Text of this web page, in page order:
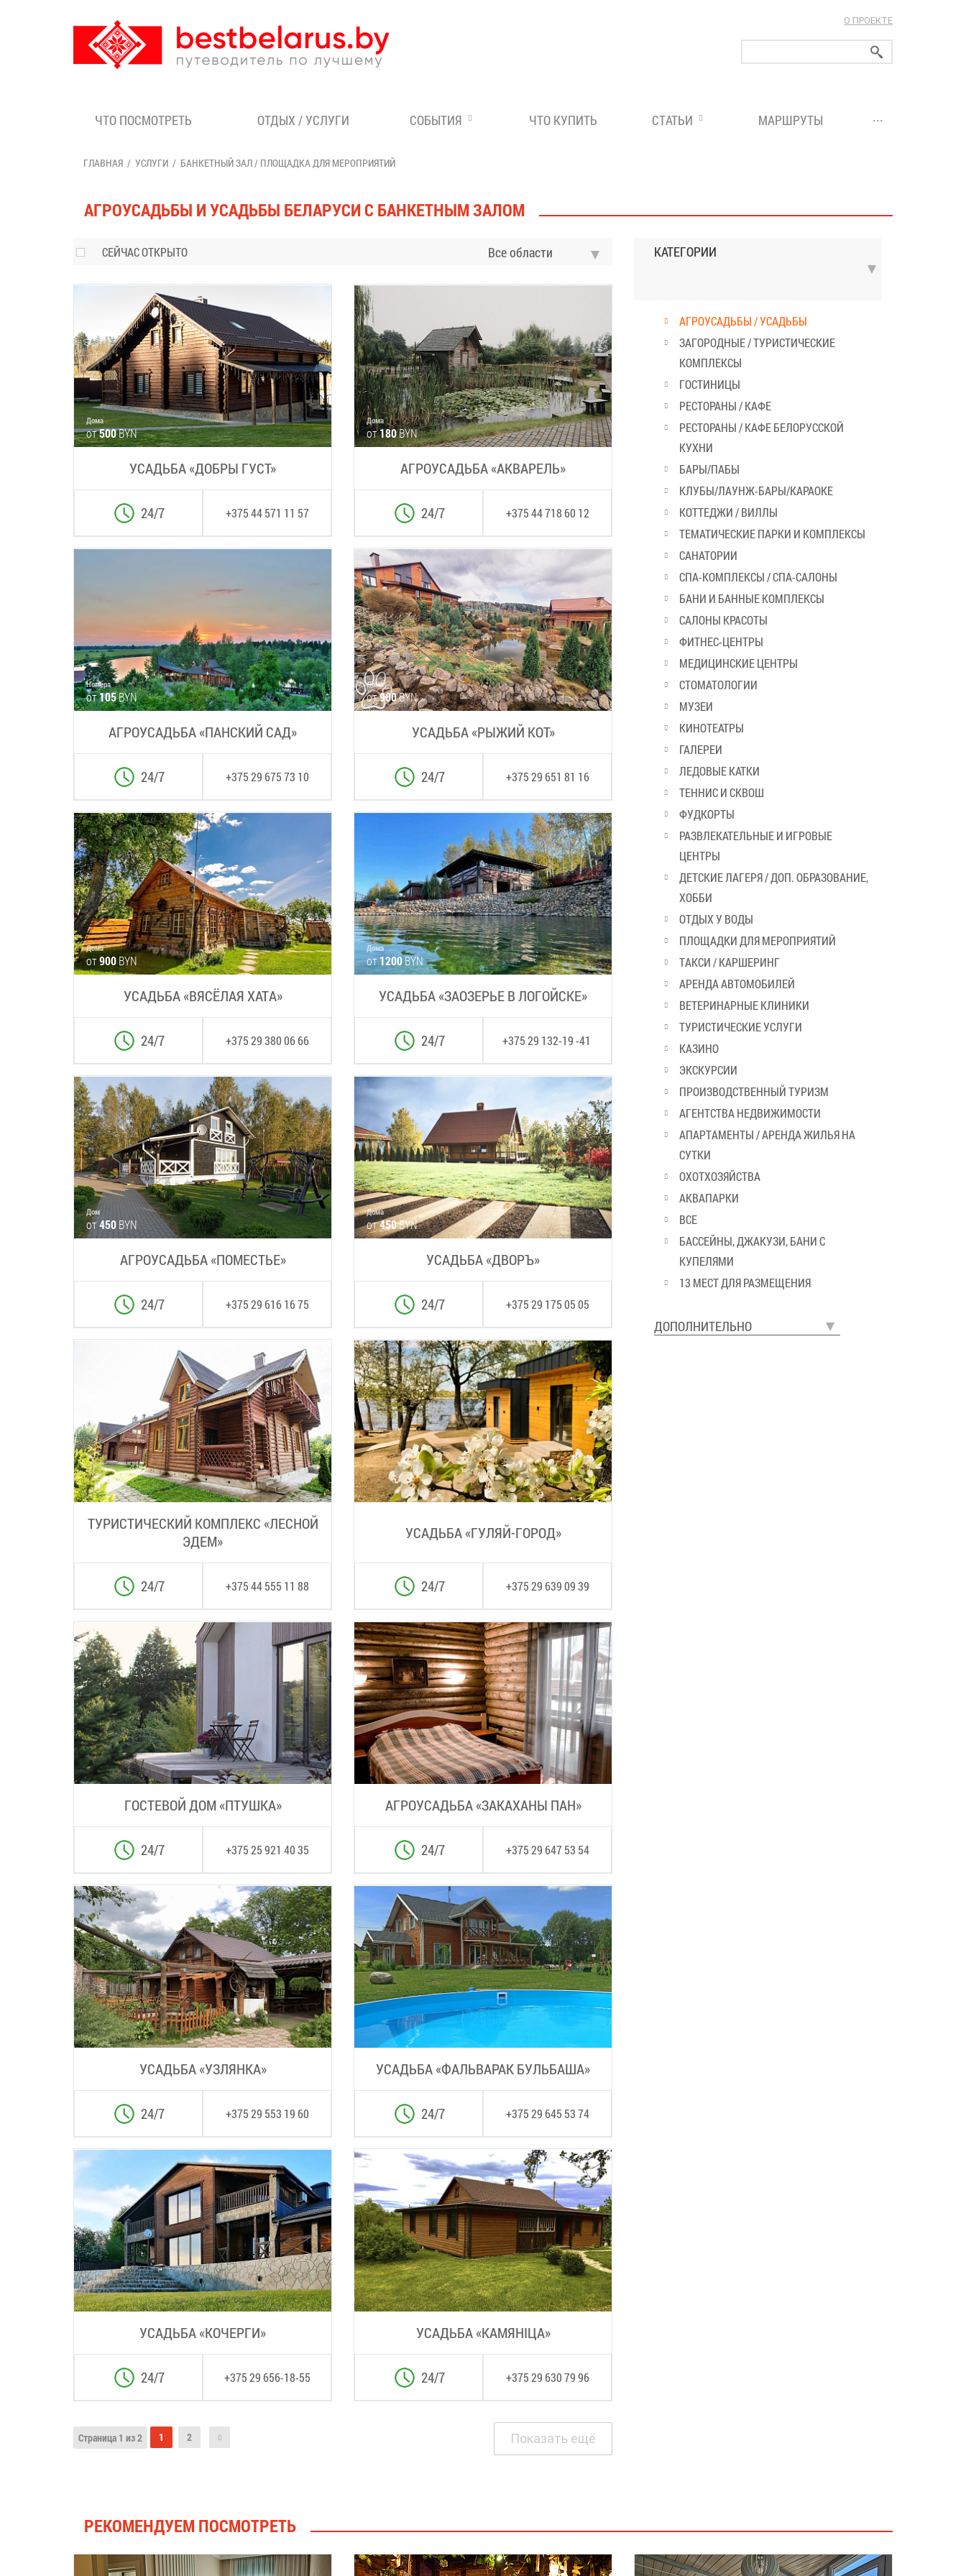
О ПРОЕКТЕ
ЧТО ПОСМОТРЕТЬ ОТДЫХ / УСЛУГИ СОБЫТИЯ ЧТО КУПИТЬ СТАТЬИ МАРШРУТЫ ...
ГЛАВНАЯ УСЛУГИ БАНКЕТНЫЙ ЗАЛ / ПЛОЩАДКА ДЛЯ МЕРОПРИЯТИЙ
АГРОУСАДЬБЫ И УСАДЬБЫ БЕЛАРУСИ С БАНКЕТНЫМ ЗАЛОМ
Все области
СЕЙЧАС ОТКРЫТО
Дома
от500BYN
УСАДЬБА «ДОБРЫ ГУСТ»
+375 44 571 11 57
24/7
Дома
от180BYN
АГРОУСАДЬБА «АКВАРЕЛЬ»
+375 44 718 60 12
24/7
Номера
от105BYN
АГРОУСАДЬБА «ПАНСКИЙ САД»
+375 29 675 73 10
24/7
Дома
от900BYN
УСАДЬБА «РЫЖИЙ КОТ»
+375 29 651 81 16
24/7
Дома
от900BYN
УСАДЬБА «ВЯСЁЛАЯ ХАТА»
+375 29 380 06 66
24/7
Дома
от1200BYN
УСАДЬБА «ЗАОЗЕРЬЕ В ЛОГОЙСКЕ»
+375 29 132-19 -41
24/7
Дом
от450BYN
АГРОУСАДЬБА «ПОМЕСТЬЕ»
+375 29 616 16 75
24/7
Дома
от450BYN
УСАДЬБА «ДВОРЪ»
+375 29 175 05 05
24/7
ТУРИСТИЧЕСКИЙ КОМПЛЕКС «ЛЕСНОЙ
ЭДЕМ»
+375 44 555 11 88
24/7
УСАДЬБА «ГУЛЯЙ-ГОРОД»
+375 29 639 09 39
24/7
ГОСТЕВОЙ ДОМ «ПТУШКА»
+375 25 921 40 35
24/7
АГРОУСАДЬБА «ЗАКАХАНЫ ПАН»
+375 29 647 53 54
24/7
УСАДЬБА «УЗЛЯНКА»
+375 29 553 19 60
24/7
УСАДЬБА «ФАЛЬВАРАК БУЛЬБАША»
+375 29 645 53 74
24/7
УСАДЬБА «КОЧЕРГИ»
+375 29 656-18-55
24/7
УСАДЬБА «КАМЯНIЦА»
+375 29 630 79 96
24/7
Показать ещё
Страница 1 из 2 1 2
КАТЕГОРИИ
АГРОУСАДЬБЫ / УСАДЬБЫ
ЗАГОРОДНЫЕ / ТУРИСТИЧЕСКИЕ
КОМПЛЕКСЫ
ГОСТИНИЦЫ
РЕСТОРАНЫ / КАФЕ
РЕСТОРАНЫ / КАФЕ БЕЛОРУССКОЙ
КУХНИ
БАРЫ/ПАБЫ
КЛУБЫ/ЛАУНЖ-БАРЫ/КАРАОКЕ
КОТТЕДЖИ / ВИЛЛЫ
ТЕМАТИЧЕСКИЕ ПАРКИ И КОМПЛЕКСЫ
САНАТОРИИ
СПА-КОМПЛЕКСЫ / СПА-САЛОНЫ
БАНИ И БАННЫЕ КОМПЛЕКСЫ
САЛОНЫ КРАСОТЫ
ФИТНЕС-ЦЕНТРЫ
МЕДИЦИНСКИЕ ЦЕНТРЫ
СТОМАТОЛОГИИ
МУЗЕИ
КИНОТЕАТРЫ
ГАЛЕРЕИ
ЛЕДОВЫЕ КАТКИ
ТЕННИС И СКВОШ
ФУДКОРТЫ
РАЗВЛЕКАТЕЛЬНЫЕ И ИГРОВЫЕ
ЦЕНТРЫ
ДЕТСКИЕ ЛАГЕРЯ / ДОП. ОБРАЗОВАНИЕ,
ХОББИ
ОТДЫХ У ВОДЫ
ПЛОЩАДКИ ДЛЯ МЕРОПРИЯТИЙ
ТАКСИ / КАРШЕРИНГ
АРЕНДА АВТОМОБИЛЕЙ
ВЕТЕРИНАРНЫЕ КЛИНИКИ
ТУРИСТИЧЕСКИЕ УСЛУГИ
КАЗИНО
ЭКСКУРСИИ
ПРОИЗВОДСТВЕННЫЙ ТУРИЗМ
АГЕНТСТВА НЕДВИЖИМОСТИ
АПАРТАМЕНТЫ / АРЕНДА ЖИЛЬЯ НА
СУТКИ
ОХОТХОЗЯЙСТВА
АКВАПАРКИ
ВСЕ
БАССЕЙНЫ, ДЖАКУЗИ, БАНИ С
КУПЕЛЯМИ
13 МЕСТ ДЛЯ РАЗМЕЩЕНИЯ
ДОПОЛНИТЕЛЬНО
РЕКОМЕНДУЕМ ПОСМОТРЕТЬ